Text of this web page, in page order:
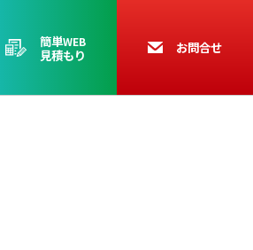
簡単WEB
見積もり お問合せ